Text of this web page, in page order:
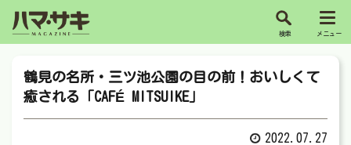
鶴見の名所・三ツ池公園の目の前！おいしくて
癒される「CAFÉ MITSUIKE」
2022.07.27